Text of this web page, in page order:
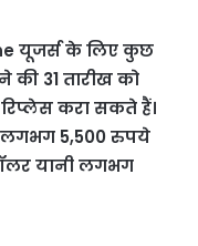
यूजर्स के लिए कुछ
की 31 तारीख को
करा सकते हैं।
लगभग 5,500 रुपये
यानी लगभग